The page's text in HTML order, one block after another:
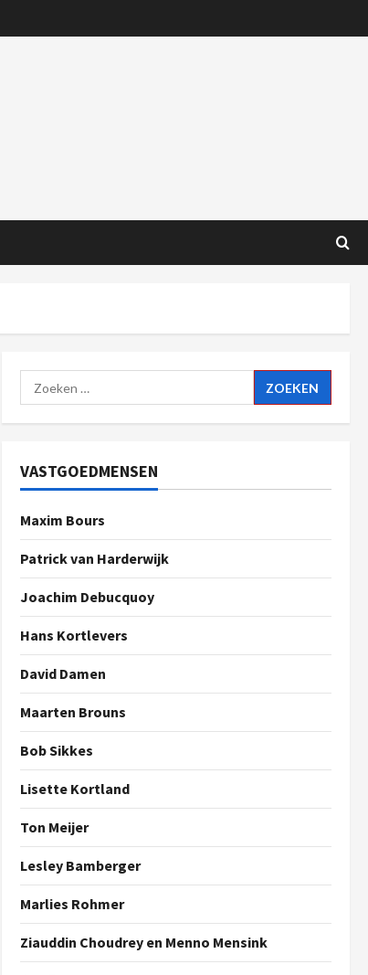
VASTGOEDMENSEN
Maxim Bours
Patrick van Harderwijk
Joachim Debucquoy
Hans Kortlevers
David Damen
Maarten Brouns
Bob Sikkes
Lisette Kortland
Ton Meijer
Lesley Bamberger
Marlies Rohmer
Ziauddin Choudrey en Menno Mensink